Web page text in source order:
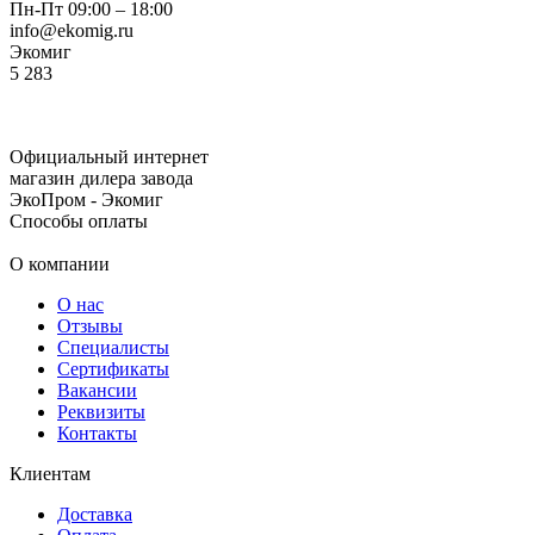
Пн-Пт 09:00 – 18:00
info@ekomig.ru
Экомиг
5 283
Официальный интернет
магазин дилера завода
ЭкоПром - Экомиг
Способы оплаты
О компании
О нас
Отзывы
Специалисты
Сертификаты
Вакансии
Реквизиты
Контакты
Клиентам
Доставка